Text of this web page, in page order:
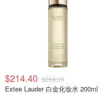
$214.40 $268.00
Estee Lauder 白金化妆水 200ml